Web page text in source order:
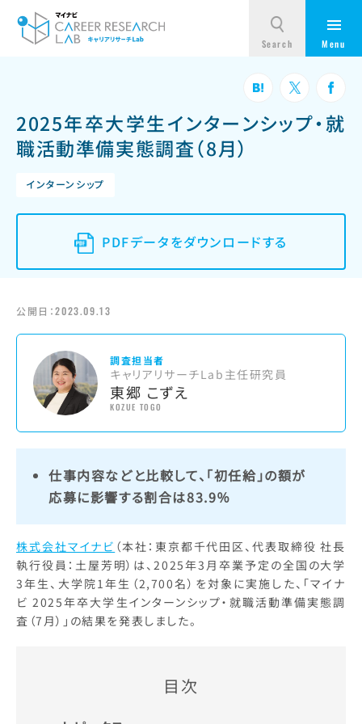
2025年卒大学生インターンシップ・就
職活動準備実態調査（8月）
インターンシップ
PDFデータをダウンロードする
公開日：2023.09.13
調査担当者
キャリアリサーチLab主任研究員
東郷 こずえ
KOZUE TOGO
仕事内容などと比較して、「初任給」の額が
応募に影響する割合は83.9％
株式会社マイナビ （本社：東京都千代田区、代表取締役 社長
執行役員：土屋芳明）は、2025年3月卒業予定の全国の大学
3年生、大学院1年生（2,700名）を対象に実施した、「マイナ
ビ 2025年卒大学生インターンシップ・就職活動準備実態調
査（7月）」の結果を発表しました。
目次